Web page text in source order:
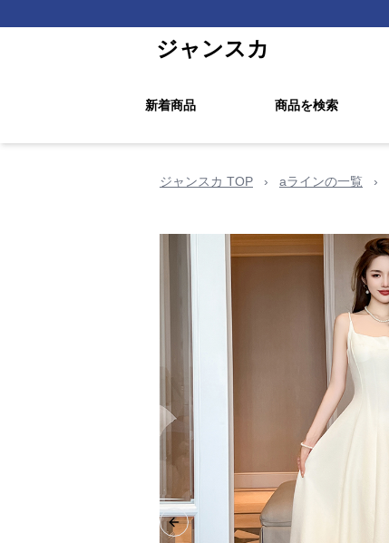
ジャンスカ
新着商品 商品を検索
ジャンスカ TOP › aラインの一覧 ›
Previous slide